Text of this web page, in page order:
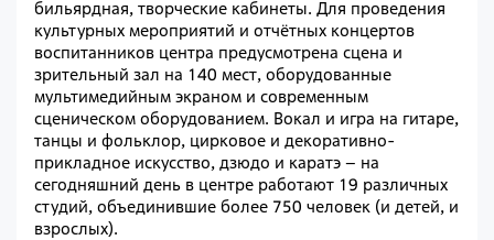
бильярдная, творческие кабинеты. Для проведения
культурных мероприятий и отчётных концертов
воспитанников центра предусмотрена сцена и
зрительный зал на 140 мест, оборудованные
мультимедийным экраном и современным
сценическом оборудованием. Вокал и игра на гитаре,
танцы и фольклор, цирковое и декоративно-
прикладное искусство, дзюдо и каратэ – на
сегодняшний день в центре работают 19 различных
студий, объединившие более 750 человек (и детей, и
взрослых).